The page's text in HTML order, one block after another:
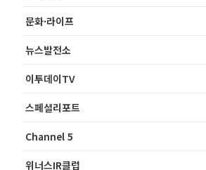
문화·라이프
뉴스발전소
이투데이TV
스페셜리포트
Channel 5
위너스IR클럽